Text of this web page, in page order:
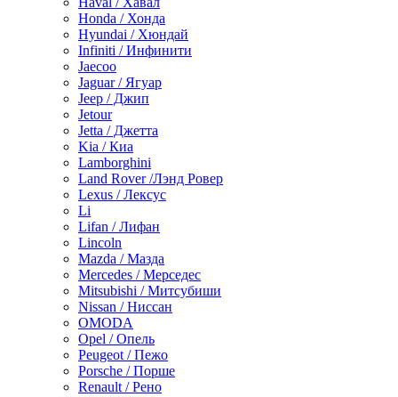
Honda / Хонда
Hyundai / Хюндай
Infiniti / Инфинити
Jaecoo
Jaguar / Ягуар
Jeep / Джип
Jetour
Jetta / Джетта
Kia / Киа
Lamborghini
Land Rover /Лэнд Ровер
Lexus / Лексус
Li
Lifan / Лифан
Lincoln
Mazda / Мазда
Mercedes / Мерседес
Mitsubishi / Митсубиши
Nissan / Ниссан
OMODA
Opel / Опель
Peugeot / Пежо
Porsche / Порше
Renault / Рено